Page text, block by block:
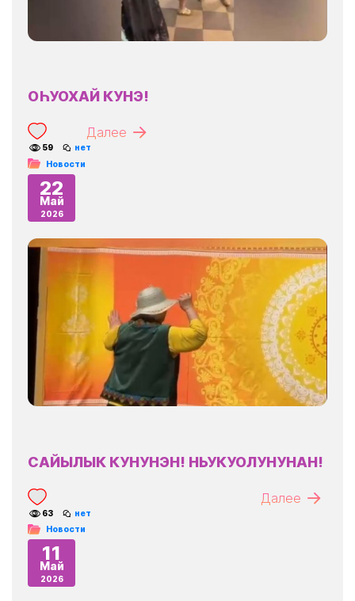
ОҺУОХАЙ КУНЭ!
Далее
59
нет
Новости
22
Май
2026
САЙЫЛЫК КУНУНЭН! НЬУКУОЛУНУНАН!
Далее
63
нет
Новости
11
Май
2026